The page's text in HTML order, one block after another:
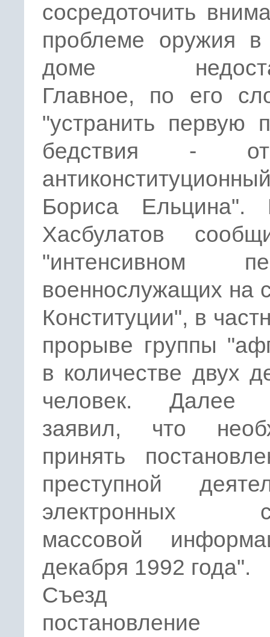
сосредоточить
проблеме оружия
доме
Главное, по его
"устранить первую
бедствия -
Бориса Ельцина".
Хасбулатов
"интенсивном
военнослужащих на
Конституции", в
прорыве группы
в количестве двух
человек. Далее
заявил, что
принять
преступной
электронных
массовой
декабря 1992 года".
Съезд